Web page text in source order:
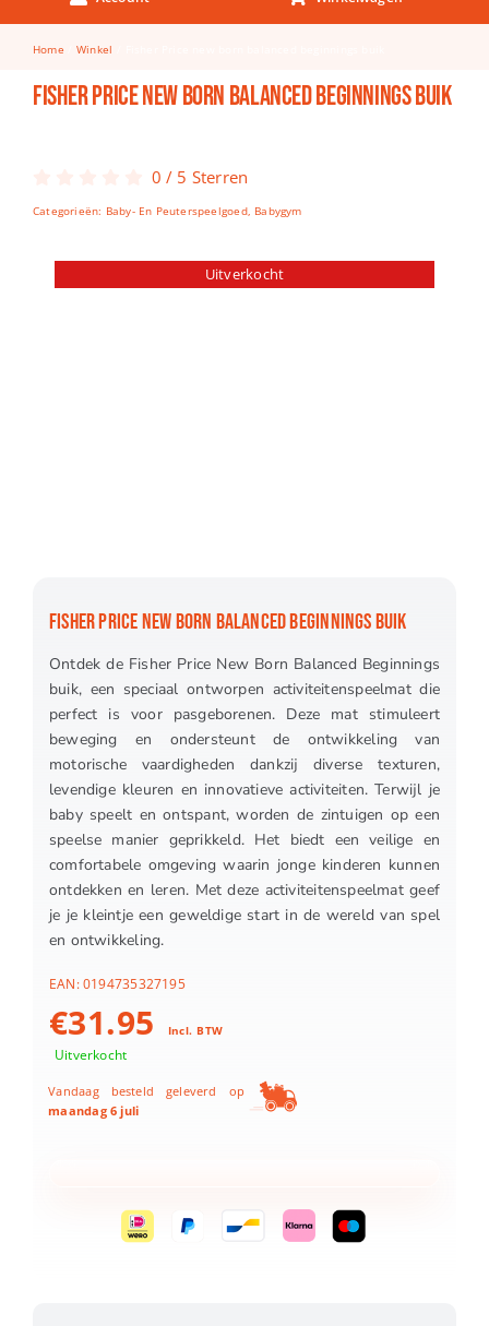
Keuken & Tafelen
Kinderfietsen
Knutselen
Spellen
Puzzels
Home Winkel
Fisher Price new born balanced beginnings buik
0 / 5 Sterren
Categorieën: Baby- En Peuterspeelgoed, Babygym
Uitverkocht
FISHER PRICE NEW BORN BALANCED BEGINNINGS BUIK
Ontdek de Fisher Price New Born Balanced Beginnings
buik, een speciaal ontworpen activiteitenspeelmat die
perfect is voor pasgeborenen. Deze mat stimuleert
beweging en ondersteunt de ontwikkeling van
motorische vaardigheden dankzij diverse texturen,
levendige kleuren en innovatieve activiteiten. Terwijl je
baby speelt en ontspant, worden de zintuigen op een
speelse manier geprikkeld. Het biedt een veilige en
comfortabele omgeving waarin jonge kinderen kunnen
ontdekken en leren. Met deze activiteitenspeelmat geef
je je kleintje een geweldige start in de wereld van spel
en ontwikkeling.
EAN:0194735327195
€31.95 Incl. BTW
Uitverkocht
Vandaag besteld geleverd op
maandag 6 juli